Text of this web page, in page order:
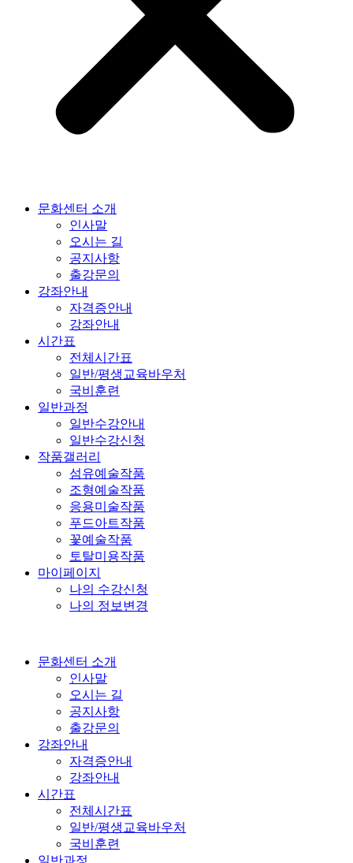
문화센터 소개
인사말
오시는 길
공지사항
출강문의
강좌안내
자격증안내
강좌안내
시간표
전체시간표
일반/평생교육바우처
국비훈련
일반과정
일반수강안내
일반수강신청
작품갤러리
섬유예술작품
조형예술작품
응용미술작품
푸드아트작품
꽃예술작품
토탈미용작품
마이페이지
나의 수강신청
나의 정보변경
문화센터 소개
인사말
오시는 길
공지사항
출강문의
강좌안내
자격증안내
강좌안내
시간표
전체시간표
일반/평생교육바우처
국비훈련
일반과정